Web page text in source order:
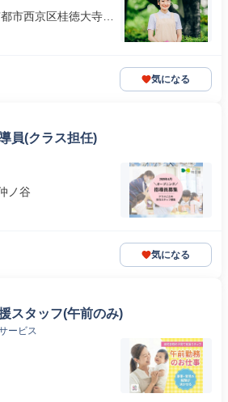
市西京区桂徳大寺南
気になる
員(クラス担任)
ノ谷
気になる
スタッフ(午前のみ)
ービス